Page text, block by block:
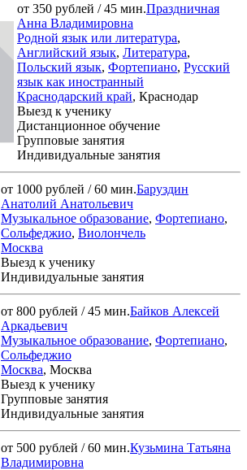
от 350 рублей / 45 мин.Праздничная
Анна Владимировна
Родной язык или литература,
Английский язык, Литература,
Польский язык, Фортепиано, Русский
язык как иностранный
Краснодарский край, Краснодар
Выезд к ученику
Дистанционное обучение
Групповые занятия
Индивидуальные занятия
от 1000 рублей / 60 мин.Баруздин
Анатолий Анатольевич
Музыкальное образование, Фортепиано,
Сольфеджио, Виолончель
Москва
Выезд к ученику
Индивидуальные занятия
от 800 рублей / 45 мин.Байков Алексей
Аркадьевич
Музыкальное образование, Фортепиано,
Сольфеджио
Москва, Москва
Выезд к ученику
Групповые занятия
Индивидуальные занятия
от 500 рублей / 60 мин.Кузьмина Татьяна
Владимировна